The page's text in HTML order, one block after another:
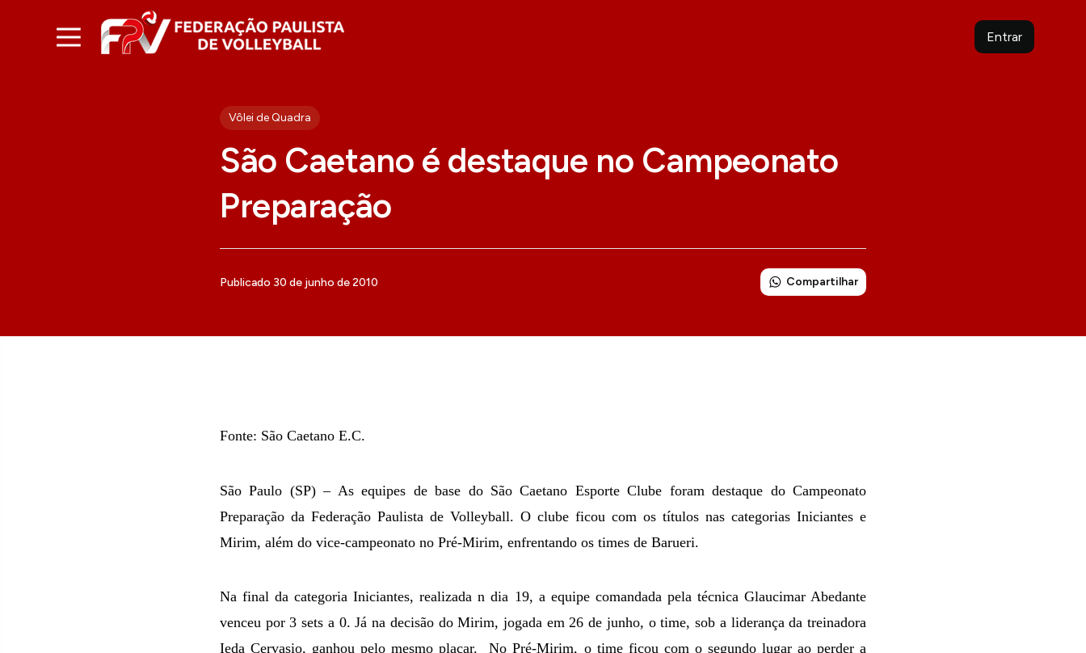
Entrar
Vôlei de Quadra
São Caetano é destaque no Campeonato
Preparação
Publicado 30 de junho de 2010 Compartilhar
Fonte: São Caetano E.C.
São Paulo (SP) – As equipes de base do São Caetano Esporte Clube foram destaque do Campeonato
Preparação da Federação Paulista de Volleyball. O clube ficou com os títulos nas categorias Iniciantes e
Mirim, além do vice-campeonato no Pré-Mirim, enfrentando os times de Barueri.
Na final da categoria Iniciantes, realizada n dia 19, a equipe comandada pela técnica Glaucimar Abedante
venceu por 3 sets a 0. Já na decisão do Mirim, jogada em 26 de junho, o time, sob a liderança da treinadora
Ieda Cervasio, ganhou pelo mesmo placar.
No Pré-Mirim, o time ficou com o segundo lugar ao perder a